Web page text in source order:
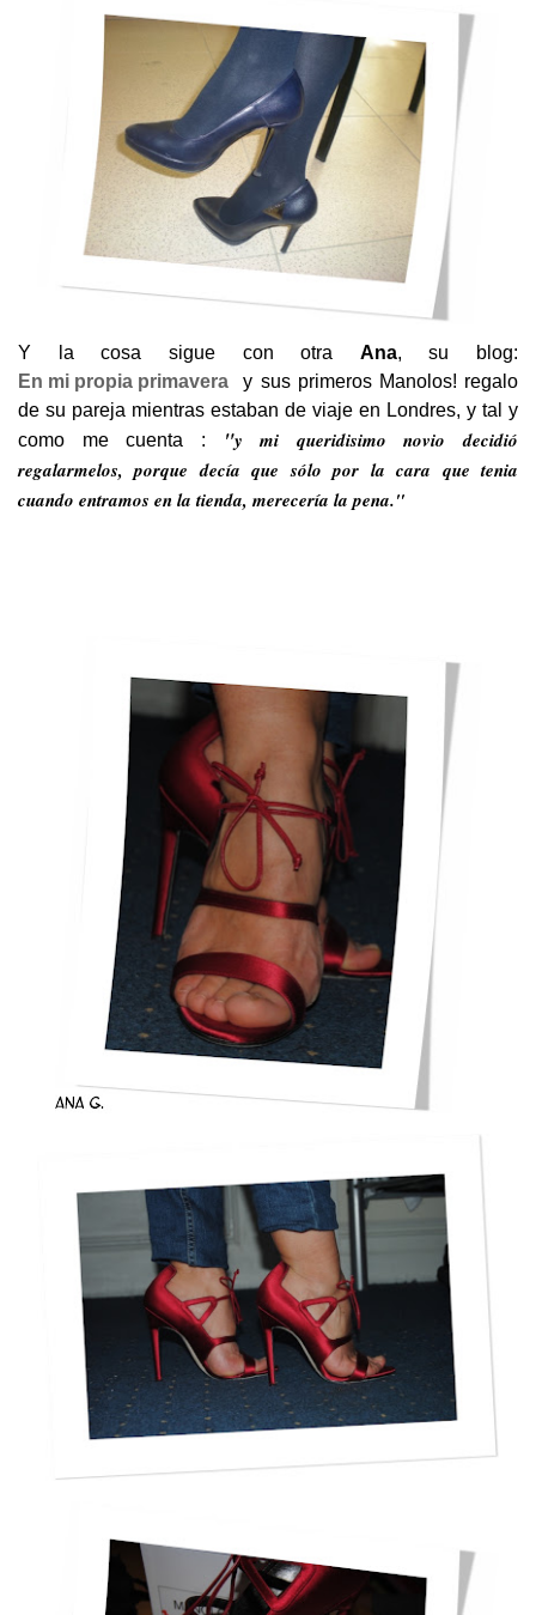
Y la cosa sigue con otra Ana, su blog:
En mi propia primavera y sus primeros Manolos! regalo
de su pareja mientras estaban de viaje en Londres, y tal y
como me cuenta :
"y mi queridisimo novio decidió
regalarmelos, porque decía que sólo por la cara que tenia
cuando entramos en la tienda, merecería la pena."